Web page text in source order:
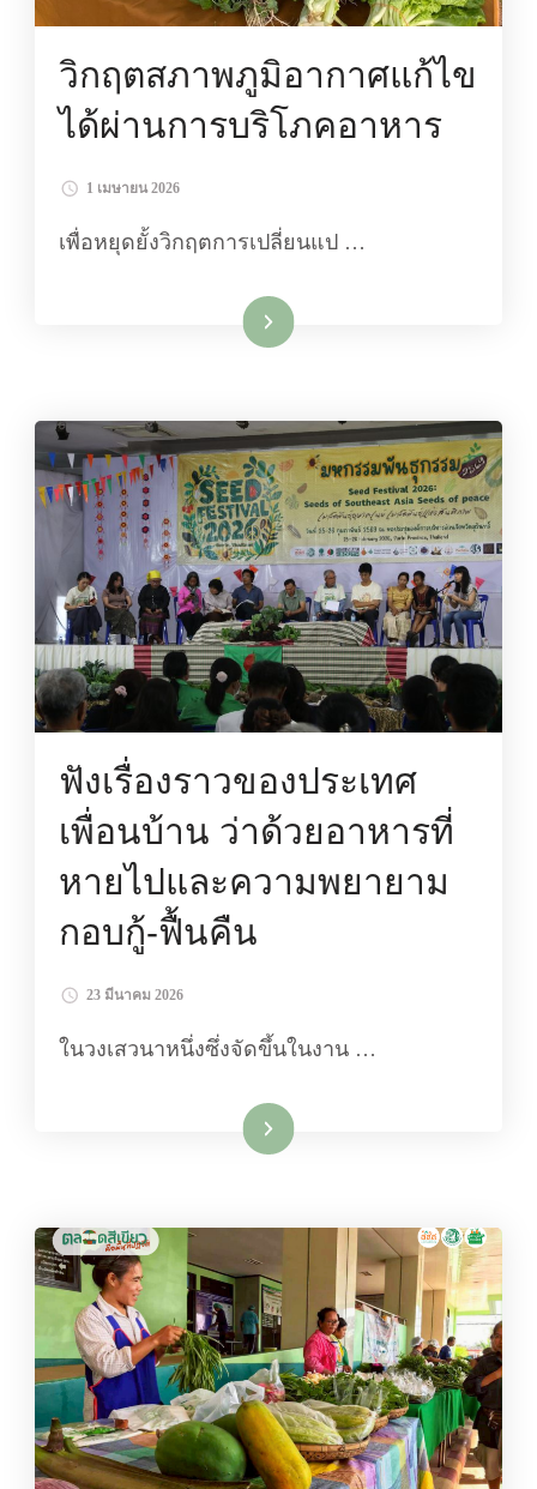
วิกฤตสภาพภูมิอากาศแก้ไข
ได้ผ่านการบริโภคอาหาร
1 เมษายน 2026
เพื่อหยุดยั้งวิกฤตการเปลี่ยนแป …
อ่านเพิ่มเติม
ฟังเรื่องราวของประเทศ
เพื่อนบ้าน ว่าด้วยอาหารที่
หายไปและความพยายาม
กอบกู้-ฟื้นคืน
23 มีนาคม 2026
ในวงเสวนาหนึ่งซึ่งจัดขึ้นในงาน …
อ่านเพิ่มเติม